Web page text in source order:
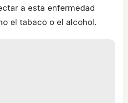
a esta enfermedad
el tabaco o el alcohol.